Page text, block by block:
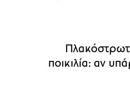
ποικιλία: αν